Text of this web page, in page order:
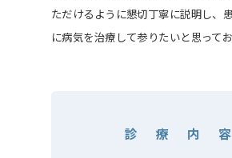
ただけるように懇切丁寧に説明し、
に病気を治療して参りたいと思ってお
診 療 内 容